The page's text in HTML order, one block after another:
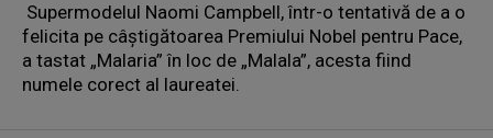
Supermodelul Naomi Campbell, într-o tentativă de a o
felicita pe câștigătoarea Premiului Nobel pentru Pace,
a tastat „Malaria” în loc de „Malala”, acesta fiind
numele corect al laureatei.